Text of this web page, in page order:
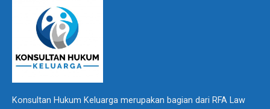
Konsultan Hukum Keluarga merupakan bagian dari RFA Law